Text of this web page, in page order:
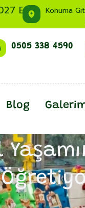
Eğitim Dönemi
Konuma Git
0505 338 4590
Blog
Dil Eğitimi